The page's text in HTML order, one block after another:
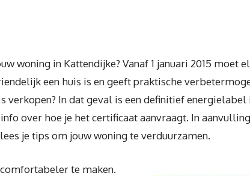
woning in Kattendijke? Vanaf 1 januari 2015 moet
een huis is en geeft praktische
verkopen? In dat geval is een definitief
over hoe je het certificaat aanvraagt. In
je tips om jouw woning te verduurzamen.
te maken.